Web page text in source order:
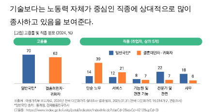
기술보다는 노동력 자체가 중심인 직종에 상대적으로 많이
종사하고 있음을 보여준다.